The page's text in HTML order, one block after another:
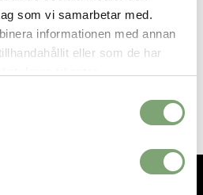
som vi samarbetar med.
informationen med annan
eller som de har